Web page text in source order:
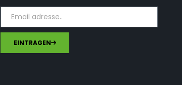
EINTRAGEN